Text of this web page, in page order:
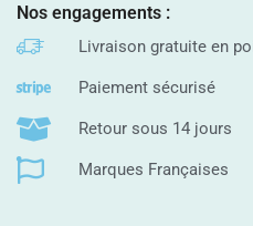
Nos engagements :
Livraison gratuite en
Paiement sécurisé
Retour sous 14 jours
Marques Françaises